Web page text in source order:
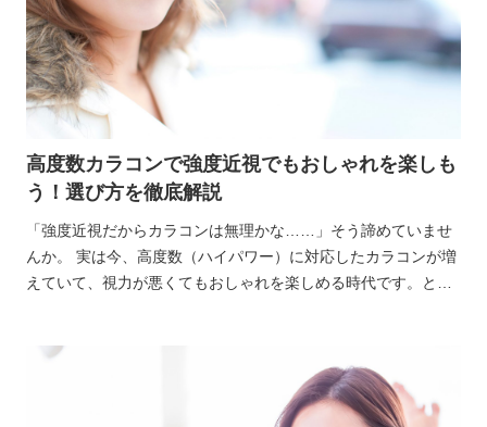
高度数カラコンで強度近視でもおしゃれを楽しも
う！選び方を徹底解説
「強度近視だからカラコンは無理かな……」そう諦めていませ
んか。 実は今、高度数（ハイパワー）に対応したカラコンが増
えていて、視力が悪くてもおしゃれを楽しめる時代です。とは